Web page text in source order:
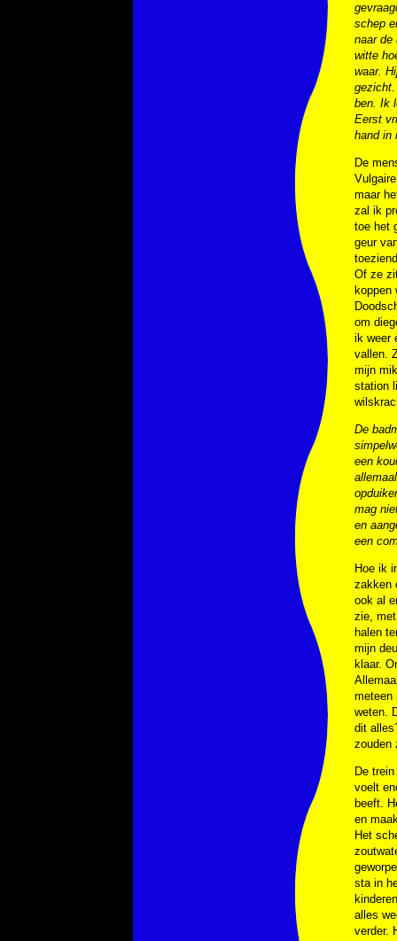
schep
naar de
witte
waar.
ben. Ik
Eerst
hand in
De
maar
zal ik
toe het
geur
Of ze
koppen
om
ik weer
vallen.
mijn
station
De
een
mag
en
een
Hoe ik
zakken
ook al
zie,
halen
mijn
klaar.
meteen
weten.
dit
zouden
De
voelt
beeft.
en
Het
sta in
alles
verder.